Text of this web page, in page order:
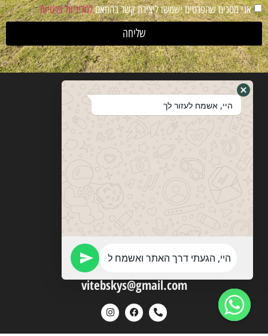
אני מסכים שהפרטים ישמשו ליצירת קשר בהתאםלמדיניות פרטיות
שליחה
vitebskys@gmail.com
היי, אשמח לעזור לך